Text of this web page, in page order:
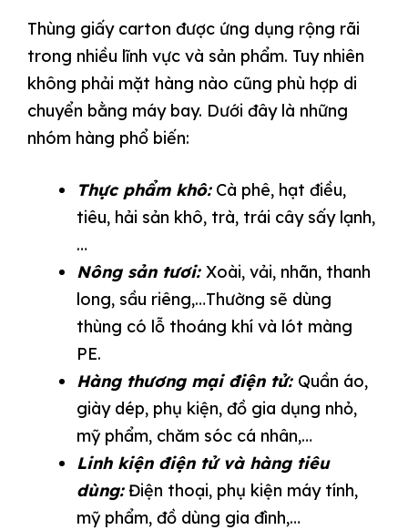
Thùng giấy carton được ứng dụng rộng rãi
trong nhiều lĩnh vực và sản phẩm. Tuy nhiên
không phải mặt hàng nào cũng phù hợp di
chuyển bằng máy bay. Dưới đây là những
nhóm hàng phổ biến:
Thực phẩm khô:Cà phê, hạt điều,
tiêu, hải sản khô, trà, trái cây sấy lạnh,
…
Nông sản tươi: Xoài, vải, nhãn, thanh
long, sầu riêng,…Thường sẽ dùng
thùng có lỗ thoáng khí và lót màng
PE.
Hàng thương mại điện tử: Quần áo,
giày dép, phụ kiện, đồ gia dụng nhỏ,
mỹ phẩm, chăm sóc cá nhân,…
Linh kiện điện tử và hàng tiêu
dùng:Điện thoại, phụ kiện máy tính,
mỹ phẩm, đồ dùng gia đình,…